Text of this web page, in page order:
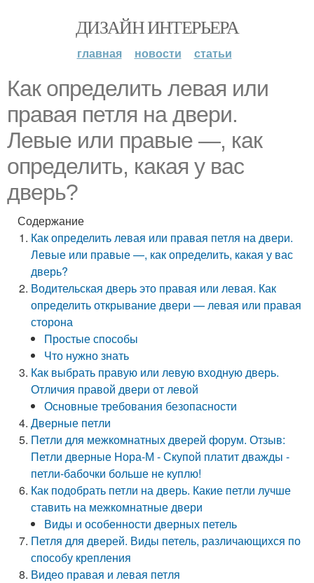
ДИЗАЙН ИНТЕРЬЕРА
главная новости статьи
Как определить левая или
правая петля на двери.
Левые или правые —, как
определить, какая у вас
дверь?
Содержание
Как определить левая или правая петля на двери.
Левые или правые —, как определить, какая у вас
дверь?
Водительская дверь это правая или левая. Как
определить открывание двери — левая или правая
сторона
Простые способы
Что нужно знать
Как выбрать правую или левую входную дверь.
Отличия правой двери от левой
Основные требования безопасности
Дверные петли
Петли для межкомнатных дверей форум. Отзыв:
Петли дверные Hора-М - Скупой платит дважды -
петли-бабочки больше не куплю!
Как подобрать петли на дверь. Какие петли лучше
ставить на межкомнатные двери
Виды и особенности дверных петель
Петля для дверей. Виды петель, различающихся по
способу крепления
Видео правая и левая петля